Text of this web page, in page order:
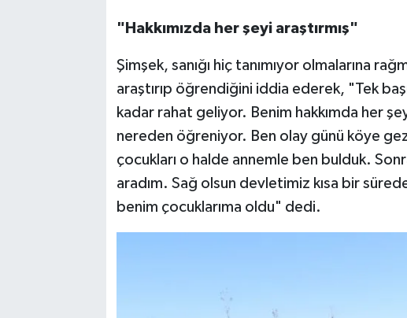
"Hakkımızda her şeyi araştırmış"
Şimşek, sanığı hiç tanımıyor olmalarına
araştırıp öğrendiğini iddia ederek, "Tek
kadar rahat geliyor. Benim hakkımda her
nereden öğreniyor. Ben olay günü köye
çocukları o halde annemle ben bulduk.
aradım. Sağ olsun devletimiz kısa bir
benim çocuklarıma oldu" dedi.